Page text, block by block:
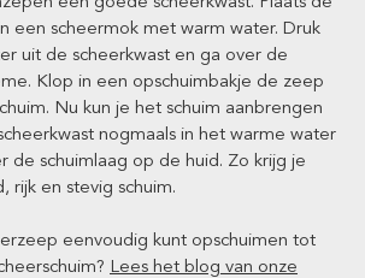
een scheermok met warm water. Druk
uit de scheerkwast en ga over de
Klop in een opschuimbakje de zeep
Nu kun je het schuim aanbrengen
nogmaals in het warme water
de schuimlaag op de huid. Zo krijg je
rijk en stevig schuim.
eenvoudig kunt opschuimen tot
Lees het blog van onze